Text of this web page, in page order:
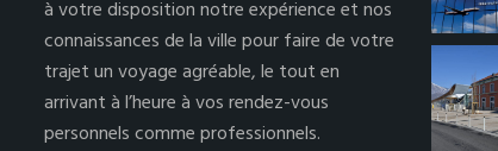
à votre disposition notre expérience et nos
connaissances de la ville pour faire de votre
trajet un voyage agréable, le tout en
arrivant à l’heure à vos rendez-vous
personnels comme professionnels.